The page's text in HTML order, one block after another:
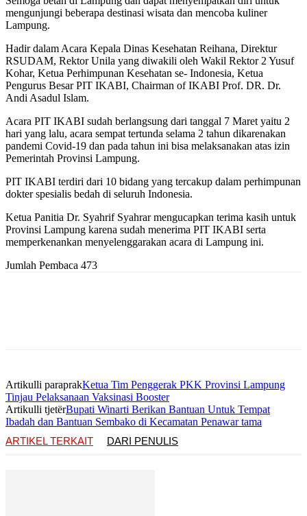
mengunjungi beberapa destinasi wisata dan mencoba kuliner
Lampung.
Hadir dalam Acara Kepala Dinas Kesehatan Reihana, Direktur
RSUDAM, Rektor Unila yang diwakili oleh Wakil Rektor 2 Yusuf
Kohar, Ketua Perhimpunan Kesehatan se- Indonesia, Ketua
Pengurus Besar PIT IKABI, Chairman of IKABI Prof. DR. Dr.
Andi Asadul Islam.
Acara PIT IKABI sudah berlangsung dari tanggal 7 Maret yaitu 2
hari yang lalu, acara sempat tertunda selama 2 tahun dikarenakan
pandemi Covid-19 dan pada tahun ini bisa melaksanakan atas izin
Pemerintah Provinsi Lampung.
PIT IKABI terdiri dari 10 bidang yang tercakup dalam perhimpunan
dokter spesialis bedah di seluruh Indonesia.
Ketua Panitia Dr. Syahrif Syahrar mengucapkan terima kasih untuk
Provinsi Lampung karena sudah menerima PIT IKABI serta
memperkenankan menyelenggarakan acara di Lampung ini.
Jumlah Pembaca 473
Artikulli paraprakKetua Tim Penggerak PKK Provinsi Lampung
Tinjau Pelaksanaan Vaksinasi Booster
Artikulli tjetërBupati Winarti Berikan Bantuan Untuk Tempat
Ibadah dan Bantuan Sembako di Kecamatan Penawar tama
ARTIKEL TERKAIT
DARI PENULIS